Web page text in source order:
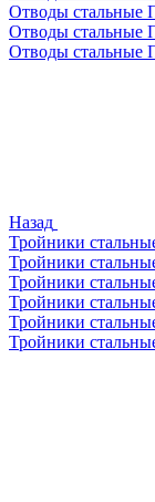
Отводы
Отводы
Отводы
Назад
Тройники
Тройники
Тройники
Тройники
Тройники
Тройники